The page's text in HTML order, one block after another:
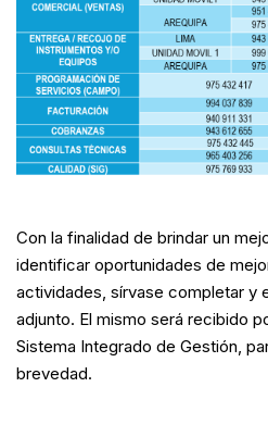
Con la finalidad de brindar un
identificar oportunidades de
actividades, sírvase completar y
adjunto. El mismo será recibido
Sistema Integrado de Gestión,
brevedad.